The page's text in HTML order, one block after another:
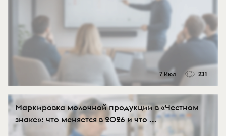
7 Июл 231
Маркировка молочной продукции в «Честном
знаке»: что меняется в 2026 и что ...